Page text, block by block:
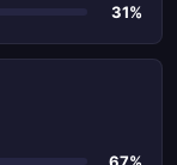
31%
67%